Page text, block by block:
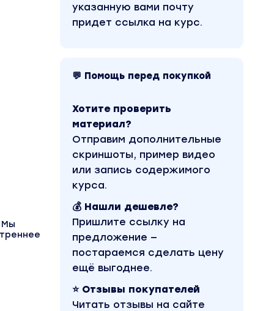
Мы
указанную вами почту
придет ссылка на курс.
💬 Помощь перед покупкой
Хотите проверить
материал?
Отправим дополнительные
скриншоты, пример видео
или запись содержимого
курса.
💰 Нашли дешевле?
Пришлите ссылку на
предложение —
постараемся сделать цену
ещё выгоднее.
⭐ Отзывы покупателей
Читать отзывы на сайте